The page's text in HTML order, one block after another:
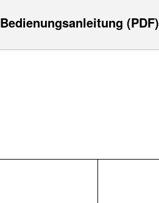
Bedienungsanleitung (PDF)